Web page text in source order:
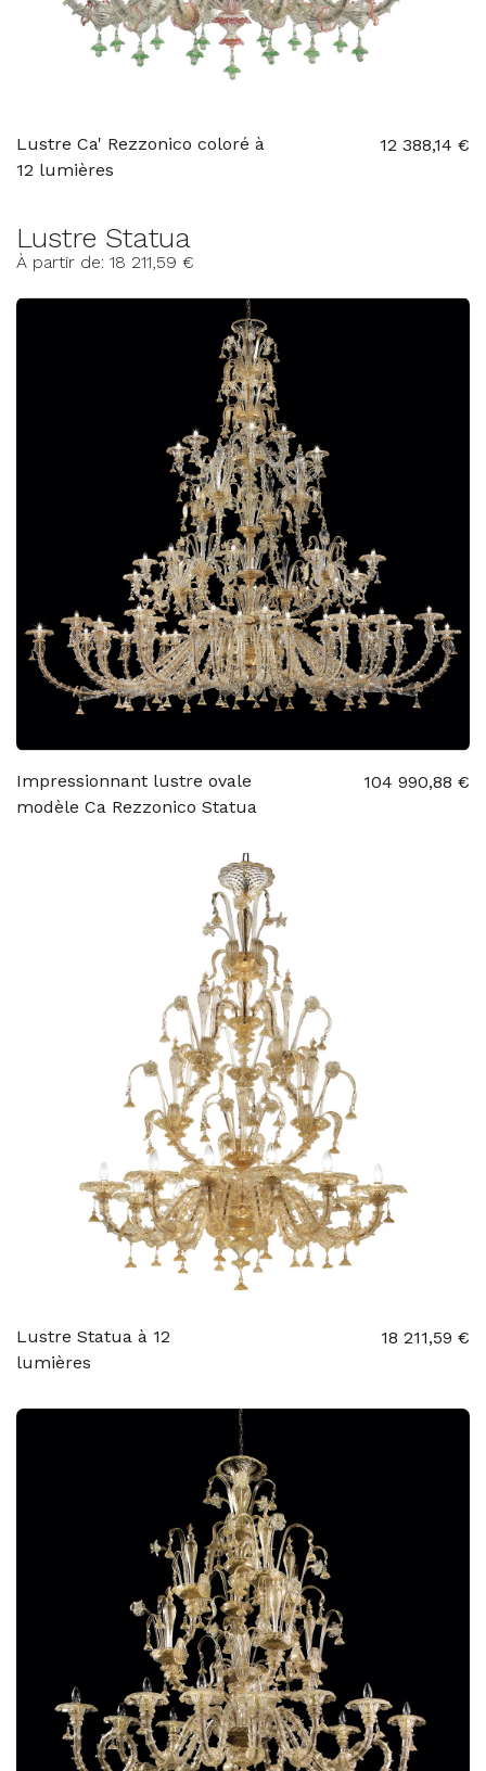
Lustre Ca' Rezzonico coloré à
12 lumières
12 388,14 €
Lustre Statua
À partir de: 18 211,59 €
Impressionnant lustre ovale
modèle Ca Rezzonico Statua
104 990,88 €
Lustre Statua à 12
lumières
18 211,59 €